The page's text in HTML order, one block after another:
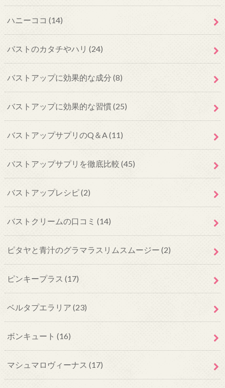
ハニーココ (14)
バストのカタチやハリ (24)
バストアップに効果的な成分 (8)
バストアップに効果的な習慣(25)
バストアップサプリのQ＆A(11)
バストアップサプリを徹底比較 (45)
バストアップレシピ(2)
バストクリームの口コミ (14)
ピタヤと青汁のグラマラスリムスムージー (2)
ピンキープラス (17)
ベルタプエラリア (23)
ボンキュート (16)
マシュマロヴィーナス (17)